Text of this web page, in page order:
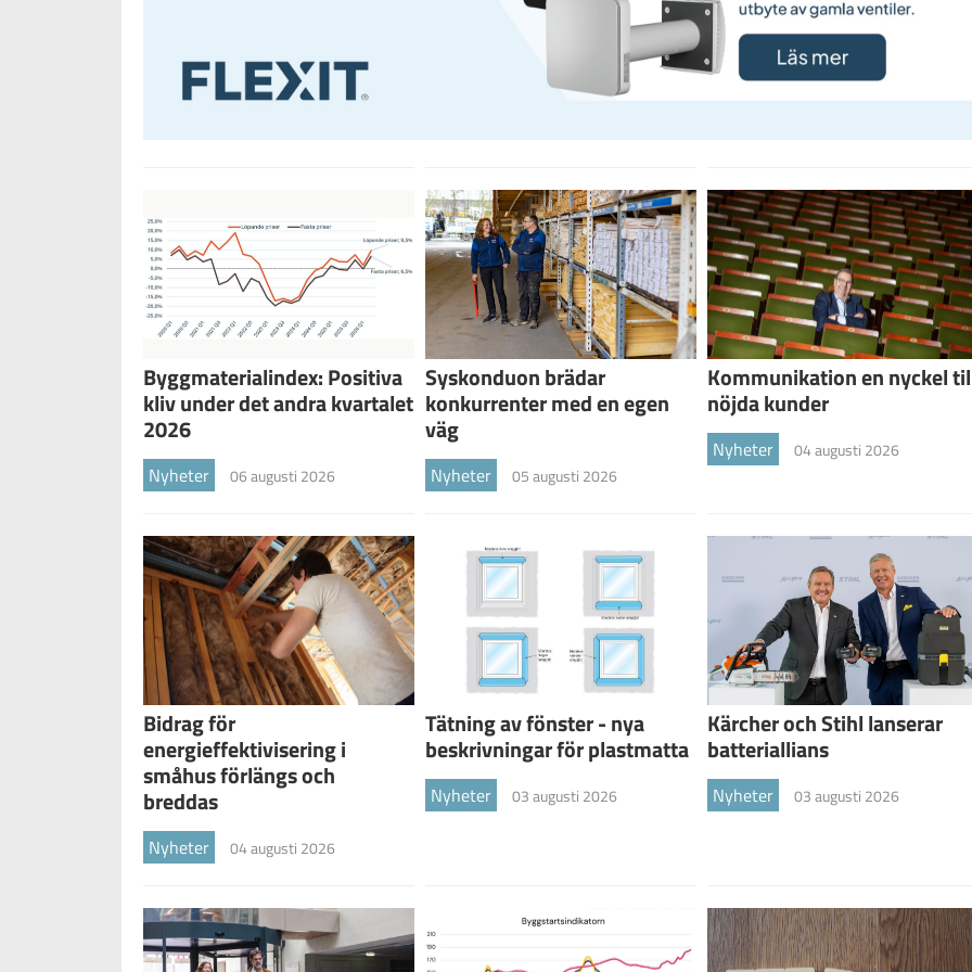
Byggmaterialindex: Positiva
kliv under det andra kvartalet
2026
Nyheter 06 augusti 2026
Syskonduon brädar
konkurrenter med en egen
väg
Nyheter 05 augusti 2026
Kommunikation en nyckel
nöjda kunder
Nyheter 04 augusti 2026
Bidrag för
energieffektivisering i
småhus förlängs och
breddas
Nyheter 04 augusti 2026
Tätning av fönster - nya
beskrivningar för plastmatta
Nyheter 03 augusti 2026
Kärcher och Stihl lanserar
batteriallians
Nyheter 03 augusti 2026